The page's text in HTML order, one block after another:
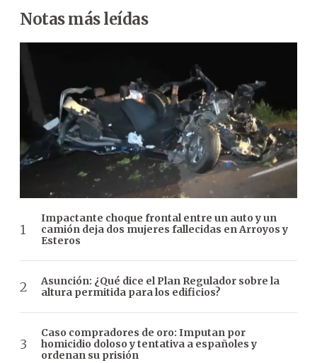
Notas más leídas
Impactante choque frontal entre un auto y un
camión deja dos mujeres fallecidas en Arroyos y
Esteros
Asunción: ¿Qué dice el Plan Regulador sobre la
altura permitida para los edificios?
Caso compradores de oro: Imputan por
homicidio doloso y tentativa a españoles y
ordenan su prisión